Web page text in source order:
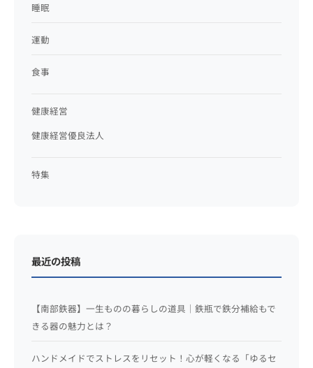
睡眠
運動
食事
健康経営
健康経営優良法人
特集
最近の投稿
【南部鉄器】一生ものの暮らしの道具｜鉄瓶で鉄分補給もで
きる器の魅力とは？
ハンドメイドでストレスをリセット！心が軽くなる「ゆるセ